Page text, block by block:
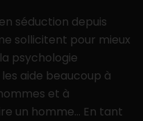
séduction depuis
sollicitent pour mieux
psychologie
aide beaucoup à
et à
un homme… En tant